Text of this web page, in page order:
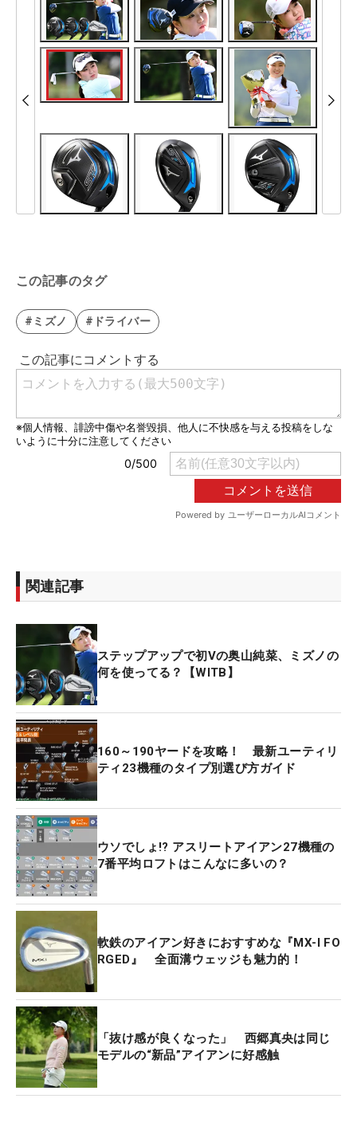
この記事のタグ
#ミズノ #ドライバー
関連記事
ステップアップで初Vの奥山純菜、ミズノの
何を使ってる？【WITB】
160～190ヤードを攻略！ 最新ユーティリ
ティ23機種のタイプ別選び方ガイド
ウソでしょ!? アスリートアイアン27機種の
7番平均ロフトはこんなに多いの？
軟鉄のアイアン好きにおすすめな『MX-I FO
RGED』 全面溝ウェッジも魅力的！
「抜け感が良くなった」 西郷真央は同じ
モデルの“新品”アイアンに好感触